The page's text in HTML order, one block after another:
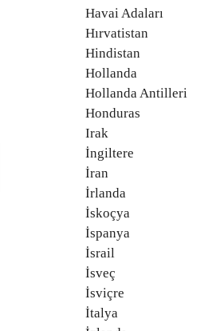
Havai Adaları
Hırvatistan
Hindistan
Hollanda
Hollanda Antilleri
Honduras
Irak
İngiltere
İran
İrlanda
İskoçya
İspanya
İsrail
İsveç
İsviçre
İtalya